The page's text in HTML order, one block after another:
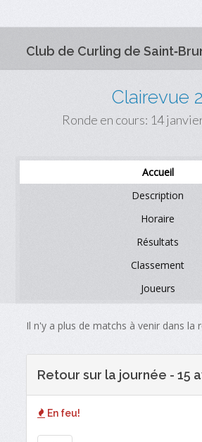
Club de Curling de
Clairevue 2
Ronde en cours: 14
Accueil
Description
Horaire
Résultats
Classement
Joueurs
Il n'y a plus de matchs à venir dans la
Retour sur la journée - 15
En feu!